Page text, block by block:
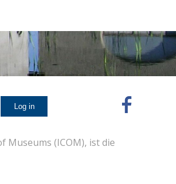
Museums (ICOM), ist die